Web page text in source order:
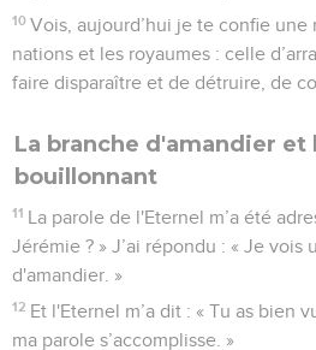
10 Vois, aujourd’hui je te confie
nations et les royaumes : celle
faire disparaître et de détruire, de
La branche d'amandier et
bouillonnant
11 La parole de l'Eternel m’a été
Jérémie ? » J’ai répondu : « Je vois
d'amandier. »
12 Et l'Eternel m’a dit : « Tu as bien
ma parole s’accomplisse. »